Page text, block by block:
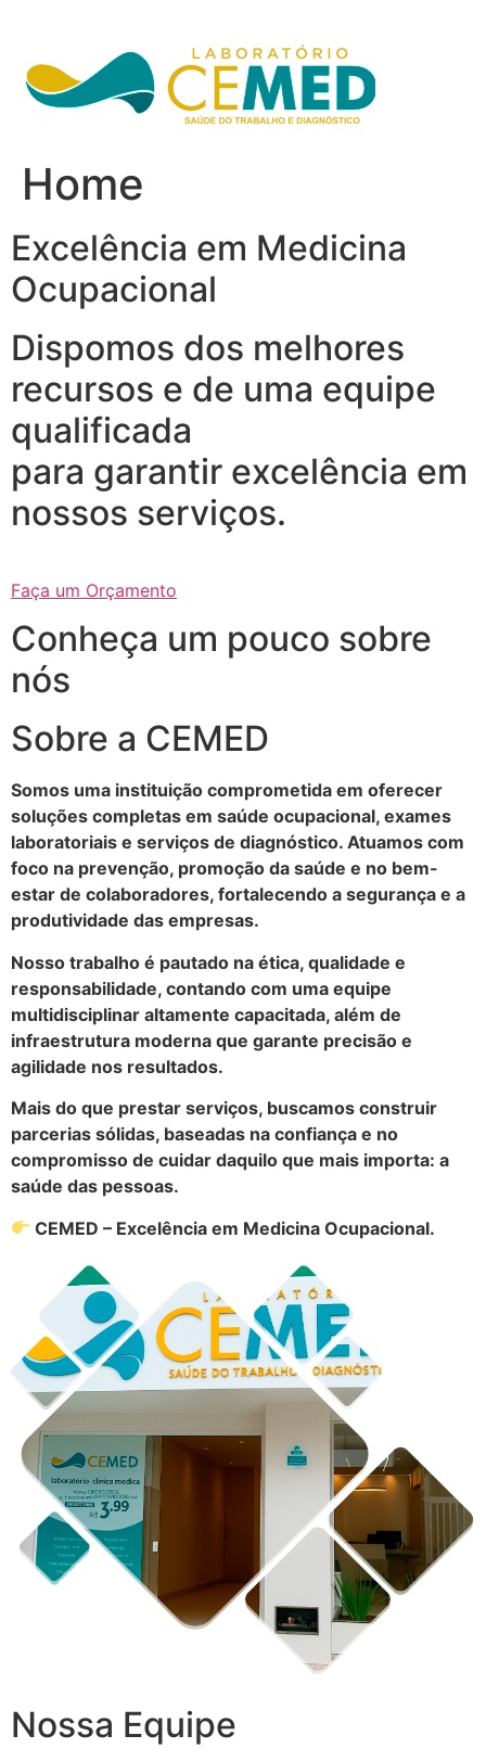
conteúdo
Home
Excelência em Medicina
Ocupacional
Dispomos dos melhores
recursos e de uma equipe
qualificada
para garantir excelência em
nossos serviços.
Faça um Orçamento
Conheça um pouco sobre
nós
Sobre a CEMED
Somos uma instituição comprometida em oferecer
soluções completas em saúde ocupacional, exames
laboratoriais e serviços de diagnóstico. Atuamos com
foco na prevenção, promoção da saúde e no bem-
estar de colaboradores, fortalecendo a segurança e a
produtividade das empresas.
Nosso trabalho é pautado na ética, qualidade e
responsabilidade, contando com uma equipe
multidisciplinar altamente capacitada, além de
infraestrutura moderna que garante precisão e
agilidade nos resultados.
Mais do que prestar serviços, buscamos construir
parcerias sólidas, baseadas na confiança e no
compromisso de cuidar daquilo que mais importa: a
saúde das pessoas.
CEMED – Excelência em Medicina Ocupacional.
Nossa Equipe